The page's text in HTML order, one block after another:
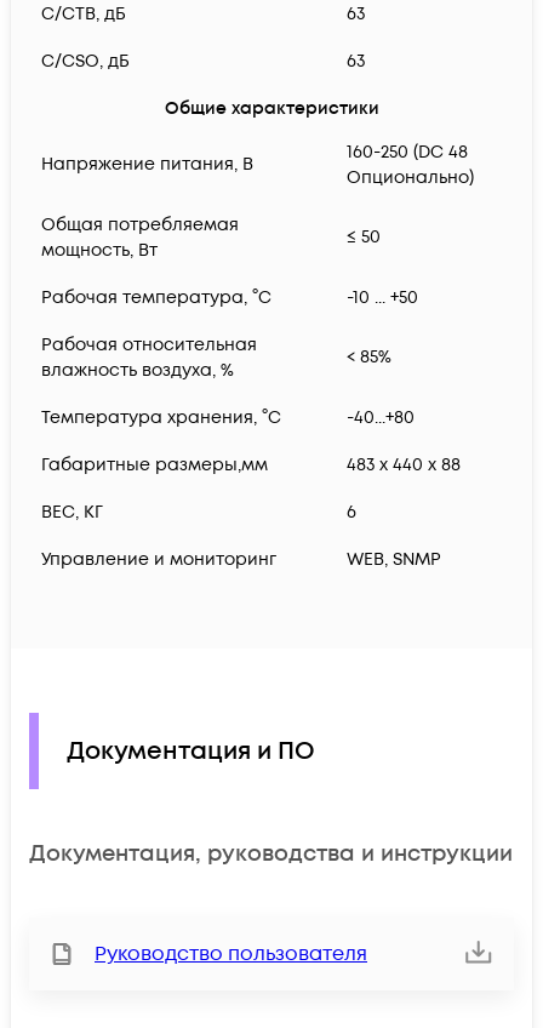
C/CTB, дБ 63
C/CSO, дБ 63
Общие характеристики
Напряжение питания, В
160-250 (DC 48
Опционально)
Общая потребляемая
мощность, Вт
≤ 50
Рабочая температура, °С -10 ... +50
Рабочая относительная
влажность воздуха, %
< 85%
Температура хранения, °С -40...+80
Габаритные размеры,мм 483 x 440 x 88
ВЕС, КГ 6
Управление и мониторинг WEB, SNMP
Документация и ПО
Документация, руководства и инструкции
Руководство пользователя